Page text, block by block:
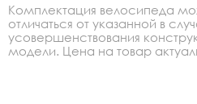
Комплектация велосипеда
отличаться от указанной в
усовершенствования
модели. Цена на товар